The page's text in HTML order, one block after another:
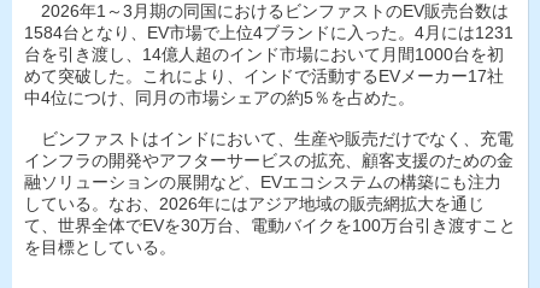
2026年1～3月期の同国におけるビンファストのEV販売台数は
1584台となり、EV市場で上位4ブランドに入った。4月には1231
台を引き渡し、14億人超のインド市場において月間1000台を初
めて突破した。これにより、インドで活動するEVメーカー17社
中4位につけ、同月の市場シェアの約5％を占めた。
ビンファストはインドにおいて、生産や販売だけでなく、充電
インフラの開発やアフターサービスの拡充、顧客支援のための金
融ソリューションの展開など、EVエコシステムの構築にも注力
している。なお、2026年にはアジア地域の販売網拡大を通じ
て、世界全体でEVを30万台、電動バイクを100万台引き渡すこと
を目標としている。